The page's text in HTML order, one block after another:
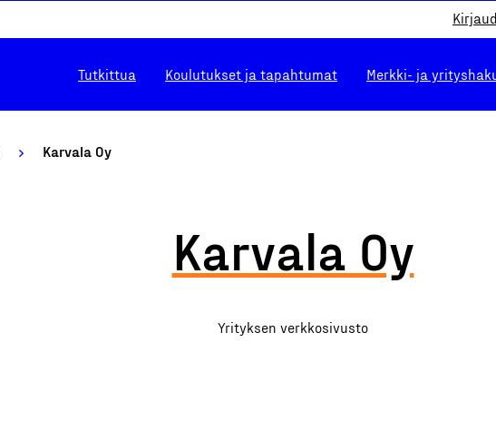
Tutkittua Koulutukset ja tapahtumat Merkki- ja
Karvala Oy
Karvala Oy
Yrityksen verkkosivusto